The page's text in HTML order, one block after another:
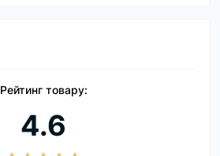
Рейтинг товару:
4.6